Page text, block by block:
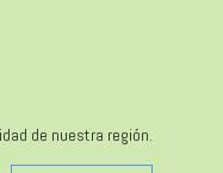
de nuestra región.